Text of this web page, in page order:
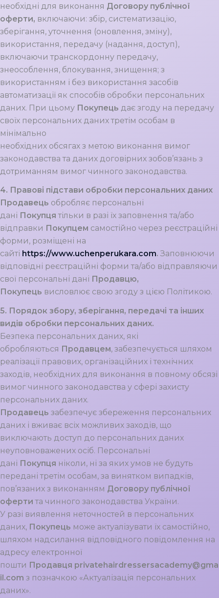
необхідні для виконання Договору публічної
оферти, включаючи: збір, систематизацію,
зберігання, уточнення (оновлення, зміну),
використання, передачу (надання, доступ),
включаючи транскордонну передачу,
знеособлення, блокування, знищення; з
використанням і без використання засобів
автоматизації як способів обробки персональних
даних. При цьому Покупець дає згоду на передачу
своїх персональних даних третім особам в
мінімально
необхідних обсягах з метою виконання вимог
законодавства та даних договірних зобов’язань з
дотриманням вимог чинного законодавства.
4. Правові підстави обробки персональних даних
Продавець обробляє персональні
дані Покупця тільки в разі їх заповнення та/або
відправки Покупцем самостійно через реєстраційні
форми, розміщені на
сайті https://www.uchenperukara.com. Заповнюючи
відповідні реєстраційні форми та/або відправляючи
свої персональні дані Продавцю,
Покупець висловлює свою згоду з цією Політикою.
5. Порядок збору, зберігання, передачі та інших
видів обробки персональних даних.
Безпека персональних даних, які
обробляються Продавцем, забезпечується шляхом
реалізації правових, організаційних і технічних
заходів, необхідних для виконання в повному обсязі
вимог чинного законодавства у сфері захисту
персональних даних.
Продавець забезпечує збереження персональних
даних і вживає всіх можливих заходів, що
виключають доступ до персональних даних
неуповноважених осіб. Персональні
дані Покупця ніколи, ні за яких умов не будуть
передані третім особам, за винятком випадків,
пов’язаних з виконанням Договору публічної
оферти та чинного законодавства України.
У разі виявлення неточностей в персональних
даних, Покупець може актуалізувати їх самостійно,
шляхом надсилання відповідного повідомлення на
адресу електронної
пошти Продавця privatehairdressersacademy@gma
il.com з позначкою «Актуалізація персональних
даних».